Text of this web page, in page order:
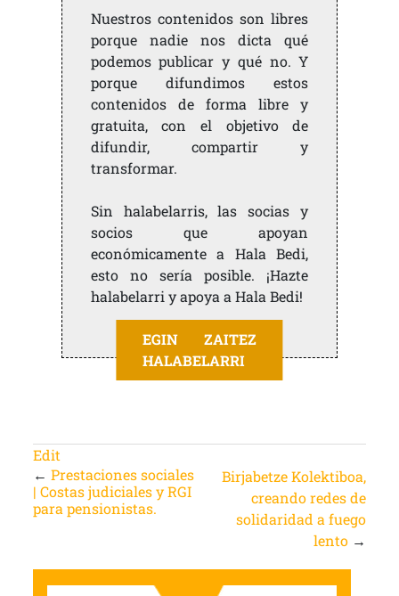
Nuestros contenidos son libres
porque nadie nos dicta qué
podemos publicar y qué no. Y
porque difundimos estos
contenidos de forma libre y
gratuita, con el objetivo de
difundir, compartir y
transformar.
Sin halabelarris, las socias y
socios que apoyan
económicamente a Hala Bedi,
esto no sería posible. ¡Hazte
halabelarri y apoya a Hala Bedi!
EGIN ZAITEZ
HALABELARRI
Edit
← Prestaciones sociales
| Costas judiciales y RGI
para pensionistas.
Birjabetze Kolektiboa,
creando redes de
solidaridad a fuego
lento →